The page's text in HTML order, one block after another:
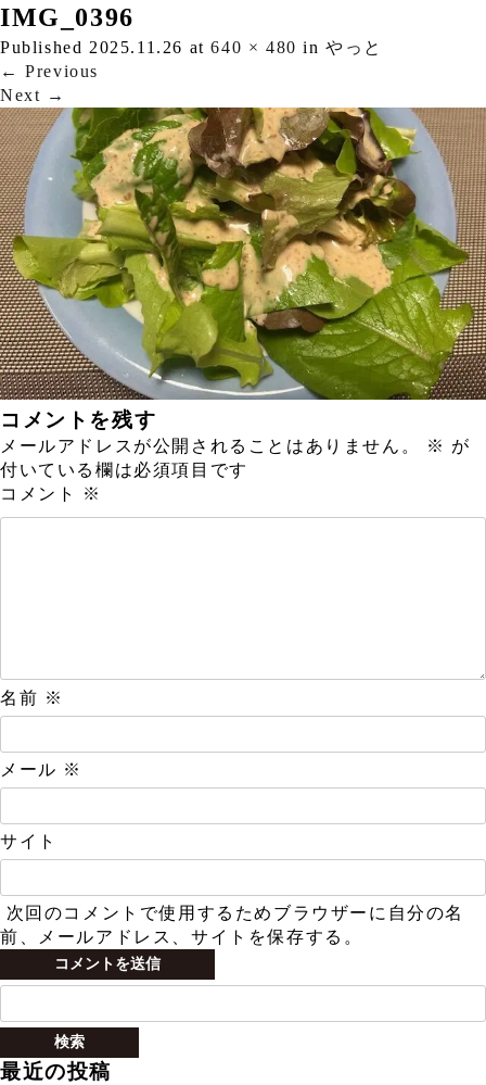
IMG_0396
Published 2025.11.26 at640 × 480 inやっと
← Previous
Next →
コメントを残す
メールアドレスが公開されることはありません。 ※ が
付いている欄は必須項目です
コメント
※
名前 ※
メール ※
サイト
次回のコメントで使用するためブラウザーに自分の名
前、メールアドレス、サイトを保存する。
検
最近の投稿